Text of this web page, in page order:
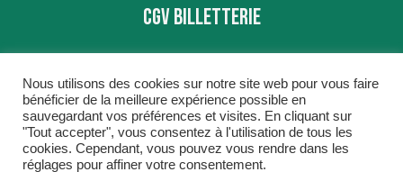
CGV BILLETTERIE
BBD © 2016
Nous utilisons des cookies sur notre site web pour vous faire
bénéficier de la meilleure expérience possible en
sauvegardant vos préférences et visites. En cliquant sur
"Tout accepter", vous consentez à l'utilisation de tous les
cookies. Cependant, vous pouvez vous rendre dans les
réglages pour affiner votre consentement.